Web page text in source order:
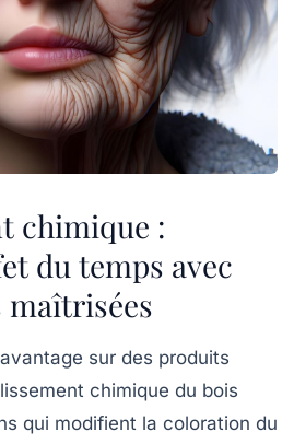
chimique :
du temps avec
maîtrisées
sur des produits
chimique du bois
qui modifient la coloration du